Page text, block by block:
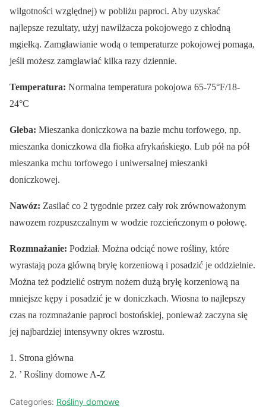
wilgotności względnej) w pobliżu paproci. Aby uzyskać
najlepsze rezultaty, użyj nawilżacza pokojowego z chłodną
mgiełką. Zamgławianie wodą o temperaturze pokojowej pomaga,
jeśli możesz zamgławiać kilka razy dziennie.
Temperatura: Normalna temperatura pokojowa 65-75°F/18-
24°C
Gleba: Mieszanka doniczkowa na bazie mchu torfowego, np.
mieszanka doniczkowa dla fiołka afrykańskiego. Lub pół na pół
mieszanka mchu torfowego i uniwersalnej mieszanki
doniczkowej.
Nawóz: Zasilać co 2 tygodnie przez cały rok zrównoważonym
nawozem rozpuszczalnym w wodzie rozcieńczonym o połowę.
Rozmnażanie: Podział. Można odciąć nowe rośliny, które
wyrastają poza główną bryłę korzeniową i posadzić je oddzielnie.
Można też podzielić ostrym nożem dużą bryłę korzeniową na
mniejsze kępy i posadzić je w doniczkach. Wiosna to najlepszy
czas na rozmnażanie paproci bostońskiej, ponieważ zaczyna się
jej najbardziej intensywny okres wzrostu.
Strona główna
’ Rośliny domowe A-Z
Categories: Rośliny domowe